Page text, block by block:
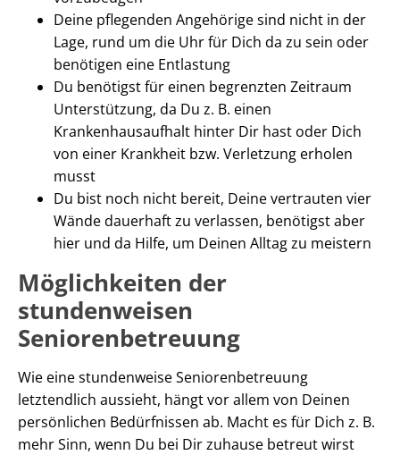
Deine pflegenden Angehörige sind nicht in der
Lage, rund um die Uhr für Dich da zu sein oder
benötigen eine Entlastung
Du benötigst für einen begrenzten Zeitraum
Unterstützung, da Du z. B. einen
Krankenhausaufhalt hinter Dir hast oder Dich
von einer Krankheit bzw. Verletzung erholen
musst
Du bist noch nicht bereit, Deine vertrauten vier
Wände dauerhaft zu verlassen, benötigst aber
hier und da Hilfe, um Deinen Alltag zu meistern
Möglichkeiten der
stundenweisen
Seniorenbetreuung
Wie eine stundenweise Seniorenbetreuung
letztendlich aussieht, hängt vor allem von Deinen
persönlichen Bedürfnissen ab. Macht es für Dich z. B.
mehr Sinn, wenn Du bei Dir zuhause betreut wirst